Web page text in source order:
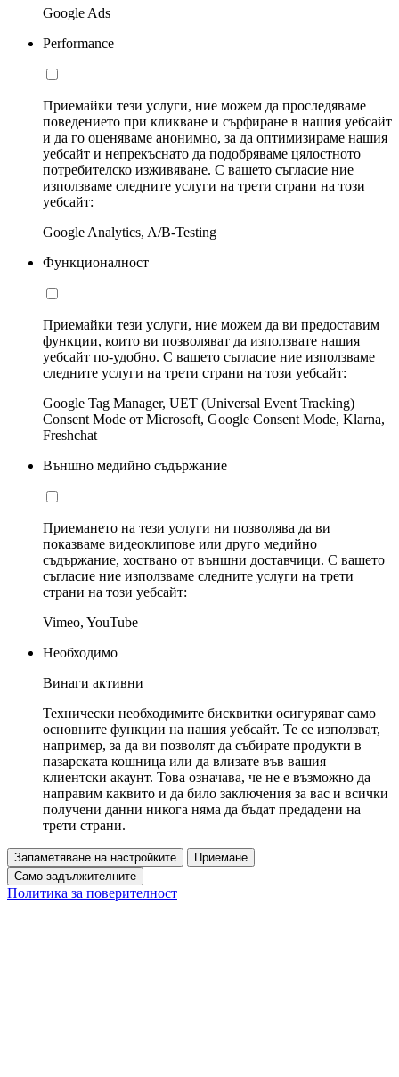
Google Ads
Performance
Приемайки тези услуги, ние можем да проследяваме
поведението при кликване и сърфиране в нашия уебсайт
и да го оценяваме анонимно, за да оптимизираме нашия
уебсайт и непрекъснато да подобряваме цялостното
потребителско изживяване. С вашето съгласие ние
използваме следните услуги на трети страни на този
уебсайт:
Google Analytics, A/B-Testing
Функционалност
Приемайки тези услуги, ние можем да ви предоставим
функции, които ви позволяват да използвате нашия
уебсайт по-удобно. С вашето съгласие ние използваме
следните услуги на трети страни на този уебсайт:
Google Tag Manager, UET (Universal Event Tracking)
Consent Mode от Microsoft, Google Consent Mode, Klarna,
Freshchat
Външно медийно съдържание
Приемането на тези услуги ни позволява да ви
показваме видеоклипове или друго медийно
съдържание, хоствано от външни доставчици. С вашето
съгласие ние използваме следните услуги на трети
страни на този уебсайт:
Vimeo, YouTube
Необходимо
Винаги активни
Технически необходимите бисквитки осигуряват само
основните функции на нашия уебсайт. Те се използват,
например, за да ви позволят да събирате продукти в
пазарската кошница или да влизате във вашия
клиентски акаунт. Това означава, че не е възможно да
направим каквито и да било заключения за вас и всички
получени данни никога няма да бъдат предадени на
трети страни.
Запаметяване на настройките
Приемане
Само задължителните
Политика за поверителност